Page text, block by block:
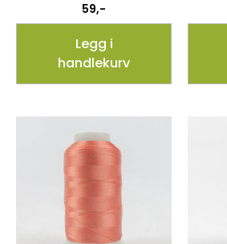
59,-
Legg i
handlekurv